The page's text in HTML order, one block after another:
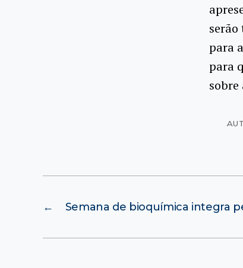
serão
para
para
sobre
← Semana de bioquímica integra